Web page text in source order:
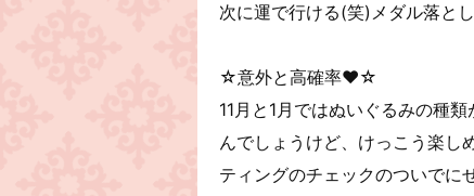
次に運で行ける(笑)メダル落と
☆意外と高確率♥️☆
11月と1月ではぬいぐるみの種
んでしょうけど、けっこう楽し
ティングのチェックのついでに